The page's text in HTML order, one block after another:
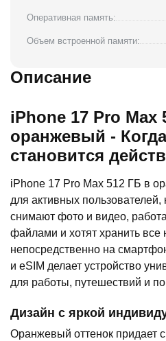
Оперативная память:
Объем встроенной памяти:
Описание
iPhone 17 Pro Max
оранжевый -
становится
iPhone 17 Pro Max 512 ГБ в
для активных пользователей,
снимают фото и видео,
файлами и хотят хранить все
непосредственно на
и eSIM делает устройство
для работы, путешествий и
Дизайн с яркой
Оранжевый оттенок придает